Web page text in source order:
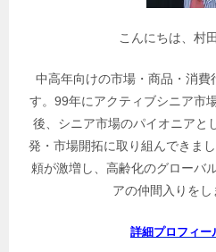
こんにちは、村
中高年向けの市場・商品・消
す。99年にアクティブシニア市
後、シニア市場のパイオニアと
発・市場開拓に取り組んできま
頼が激増し、高齢化のグローバ
アの仲間入りをし
詳細プロフィー